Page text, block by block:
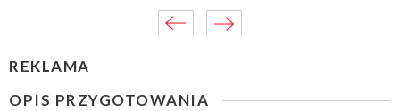
REKLAMA
OPIS PRZYGOTOWANIA